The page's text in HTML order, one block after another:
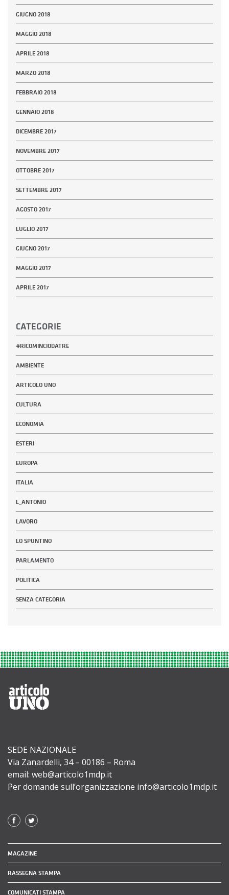
GIUGNO 2018
MAGGIO 2018
APRILE 2018
MARZO 2018
FEBBRAIO 2018
GENNAIO 2018
DICEMBRE 2017
NOVEMBRE 2017
OTTOBRE 2017
SETTEMBRE 2017
AGOSTO 2017
LUGLIO 2017
GIUGNO 2017
MAGGIO 2017
APRILE 2017
CATEGORIE
#RICOMINCIODATRE
AMBIENTE
ARTICOLO UNO
CULTURA
ECONOMIA
ESTERI
EUROPA
ITALIA
L_ANTONIO
LAVORO
LO SPUNTINO
PARLAMENTO
POLITICA
SENZA CATEGORIA
SEDE NAZIONALE
Via Zanardelli, 34 – 00186 – Roma
email: web@articolo1mdp.it
Per domande sull’organizzazione info@articolo1mdp.it
MAGAZINE
RASSEGNA STAMPA
COMUNICATI STAMPA